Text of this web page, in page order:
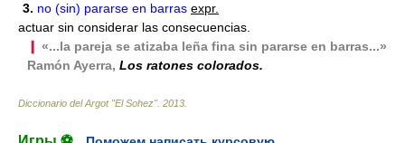
3. no (sin) pararse en barras expr.
actuar sin considerar las consecuencias.
«...la pareja se atizaba leña fina sin pararse en barras...»
Ramón Ayerra, Los ratones colorados.
Diccionario del Argot "El Sohez". 2013